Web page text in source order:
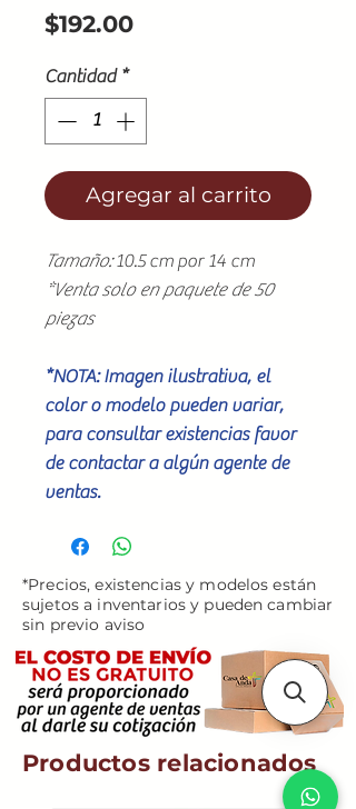
$192.00Precio
Cantidad *
Agregar al carrito
Tamaño:10.5 cm por 14 cm
*Venta solo en paquete de 50
piezas
*NOTA: Imagen ilustrativa, el
color o modelo pueden variar,
para consultar existencias favor
de contactar a algún agente de
ventas.
*Precios, existencias y modelos están
sujetos a inventarios y pueden cambiar
sin previo aviso
Productos relacionados